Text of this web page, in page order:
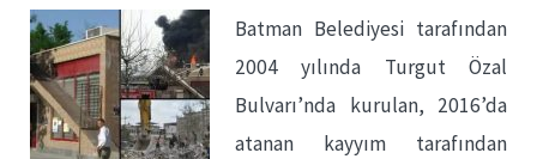
Batman Belediyesi tarafından
2004 yılında Turgut Özal
Bulvarı’nda kurulan, 2016’da
atanan kayyım tarafından